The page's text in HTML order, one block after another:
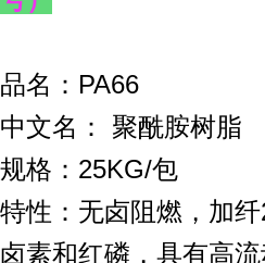
品名：PA66
中文名：
聚酰胺树脂
规格：25KG/包
特性：无卤阻燃，加纤
卤素和红磷，具有高